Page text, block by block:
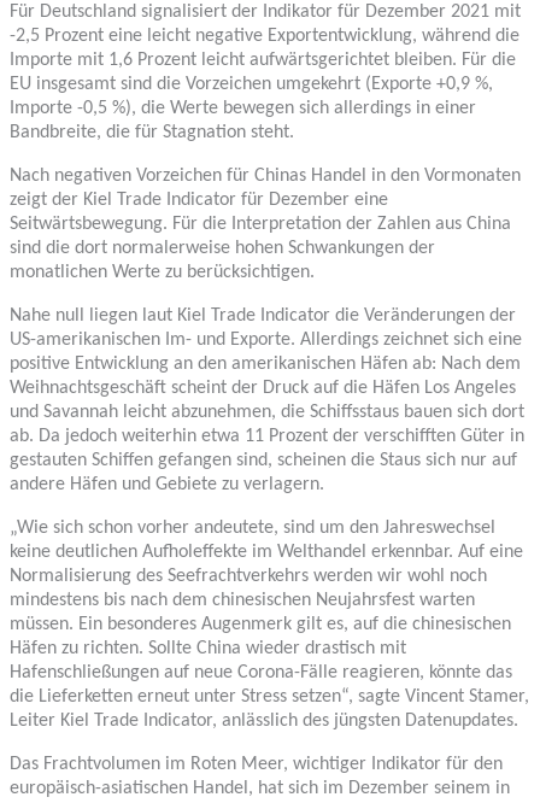
Für Deutschland signalisiert der Indikator für Dezember 2021 mit
-2,5 Prozent eine leicht negative Exportentwicklung, während die
Importe mit 1,6 Prozent leicht aufwärtsgerichtet bleiben. Für die
EU insgesamt sind die Vorzeichen umgekehrt (Exporte +0,9 %,
Importe -0,5 %), die Werte bewegen sich allerdings in einer
Bandbreite, die für Stagnation steht.
Nach negativen Vorzeichen für Chinas Handel in den Vormonaten
zeigt der Kiel Trade Indicator für Dezember eine
Seitwärtsbewegung. Für die Interpretation der Zahlen aus China
sind die dort normalerweise hohen Schwankungen der
monatlichen Werte zu berücksichtigen.
Nahe null liegen laut Kiel Trade Indicator die Veränderungen der
US-amerikanischen Im- und Exporte. Allerdings zeichnet sich eine
positive Entwicklung an den amerikanischen Häfen ab: Nach dem
Weihnachtsgeschäft scheint der Druck auf die Häfen Los Angeles
und Savannah leicht abzunehmen, die Schiffsstaus bauen sich dort
ab. Da jedoch weiterhin etwa 11 Prozent der verschifften Güter in
gestauten Schiffen gefangen sind, scheinen die Staus sich nur auf
andere Häfen und Gebiete zu verlagern.
„Wie sich schon vorher andeutete, sind um den Jahreswechsel
keine deutlichen Aufholeffekte im Welthandel erkennbar. Auf eine
Normalisierung des Seefrachtverkehrs werden wir wohl noch
mindestens bis nach dem chinesischen Neujahrsfest warten
müssen. Ein besonderes Augenmerk gilt es, auf die chinesischen
Häfen zu richten. Sollte China wieder drastisch mit
Hafenschließungen auf neue Corona-Fälle reagieren, könnte das
die Lieferketten erneut unter Stress setzen“, sagte Vincent Stamer,
Leiter Kiel Trade Indicator, anlässlich des jüngsten Datenupdates.
Das Frachtvolumen im Roten Meer, wichtiger Indikator für den
europäisch-asiatischen Handel, hat sich im Dezember seinem in